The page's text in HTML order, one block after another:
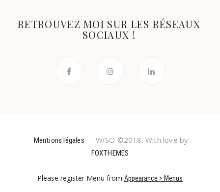
RETROUVEZ MOI SUR LES RÉSEAUX
SOCIAUX !
Mentions légales - WISO ©2018. With love by
FOXTHEMES
Please register Menu from Appearance > Menus